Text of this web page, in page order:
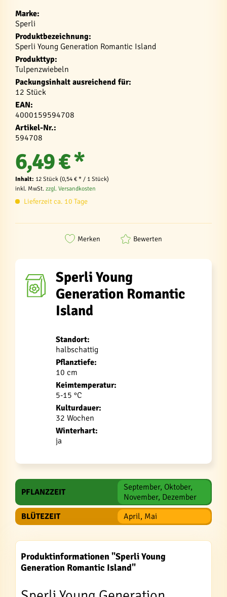
Marke:
Sperli
Produktbezeichnung:
Sperli Young Generation Romantic Island
Produkttyp:
Tulpenzwiebeln
Packungsinhalt ausreichend für:
12 Stück
EAN:
4000159594708
Artikel-Nr.:
594708
6,49 € *
Inhalt: 12 Stück (0,54 € * / 1 Stück)
inkl. MwSt. zzgl. Versandkosten
Lieferzeit ca. 10 Tage
Merken Bewerten
Sperli Young
Generation Romantic
Island
Standort:
halbschattig
Pflanztiefe:
10 cm
Keimtemperatur:
5-15 °C
Kulturdauer:
32 Wochen
Winterhart:
ja
PFLANZZEIT
September, Oktober,
November, Dezember
BLÜTEZEIT
April, Mai
Produktinformationen "Sperli Young
Generation Romantic Island"